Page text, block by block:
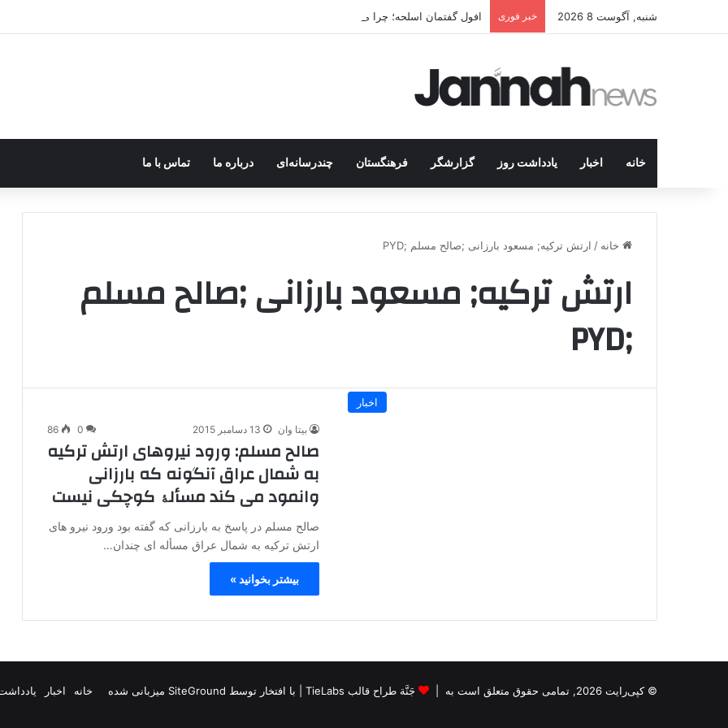
شنبه, آگوست 8 2026 خبر فوری افول گفتمان اسلحه؛ چرا مبارزه مسلحانه در میان کردها اعتبار گذشته را ندارد؟
خانه اخبار یادداشت روز گزارشگر فرهنگستان چندرسانه‌ای درباره ما تماس با ما
خانه / ارتش ترکیه; مسعود بارزانی ;صالح مسلم ;PYD
ارتش ترکیه; مسعود بارزانی ;صالح مسلم
;PYD
اخبار
بیتا وان 13 دسامبر 2015 0
86
صالح مسلم: ورود نیروهای ارتش ترکیه
به شمال عراق آنگونه که بارزانی
وانمود می کند مسألۀ کوچکی نیست
صالح مسلم در پاسخ به بارزانی که گفته بود ورود نیرو های
ارتش ترکیه به شمال عراق مسأله ای چندان…
بیشتر بخوانید »
© کپی‌رایت 2026, تمامی حقوق متعلق است به | جَنَّة طراح قالب TieLabs | با افتخار توسط SiteGround میزبانی شده خانه اخبار